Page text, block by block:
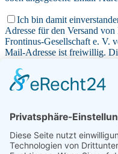
Ich bin damit
Adresse für den Versand
Frontinus-Gesellschaft e. V.
Mail-Adresse ist freiwillig.
Ich ermächtige die
meinem Konto mittels
mein Konto gezogenen
innerhalb von acht Wochen,